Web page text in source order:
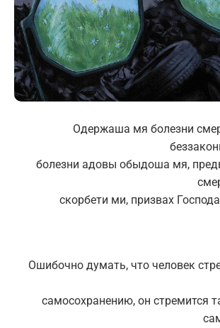
Одержаша мя болезни
болезни адовы обыдоша мя,
скорбети ми, призвах
Ошибочно думать, что человек
самосохранению, он стремится